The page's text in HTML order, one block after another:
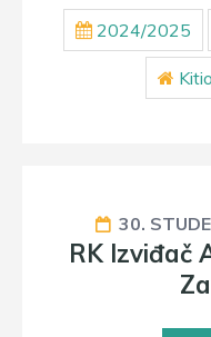
2024/2025
30.
RK Izviđač